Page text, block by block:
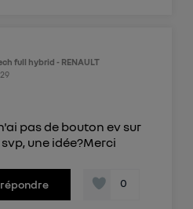
full hybrid - RENAULT
pas de bouton ev sur
une idée?Merci
répondre 0